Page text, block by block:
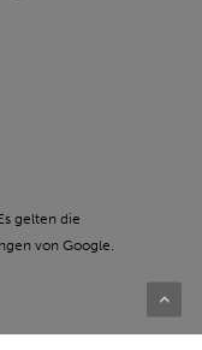
gelten die
von Google.